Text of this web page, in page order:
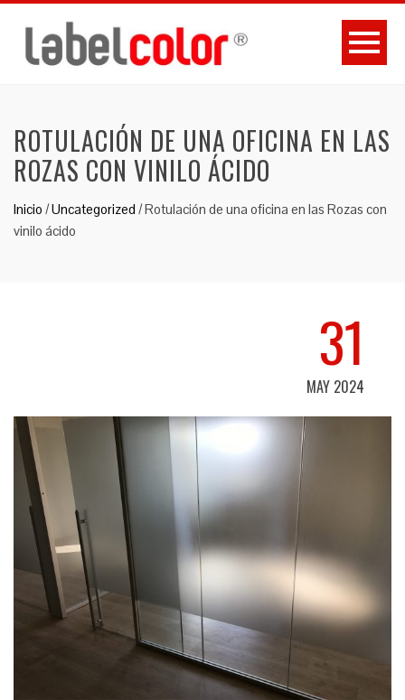
ROTULACIÓN DE UNA OFICINA EN LAS
ROZAS CON VINILO ÁCIDO
Inicio /Uncategorized /Rotulación de una oficina en las Rozas con
vinilo ácido
31
MAY 2024